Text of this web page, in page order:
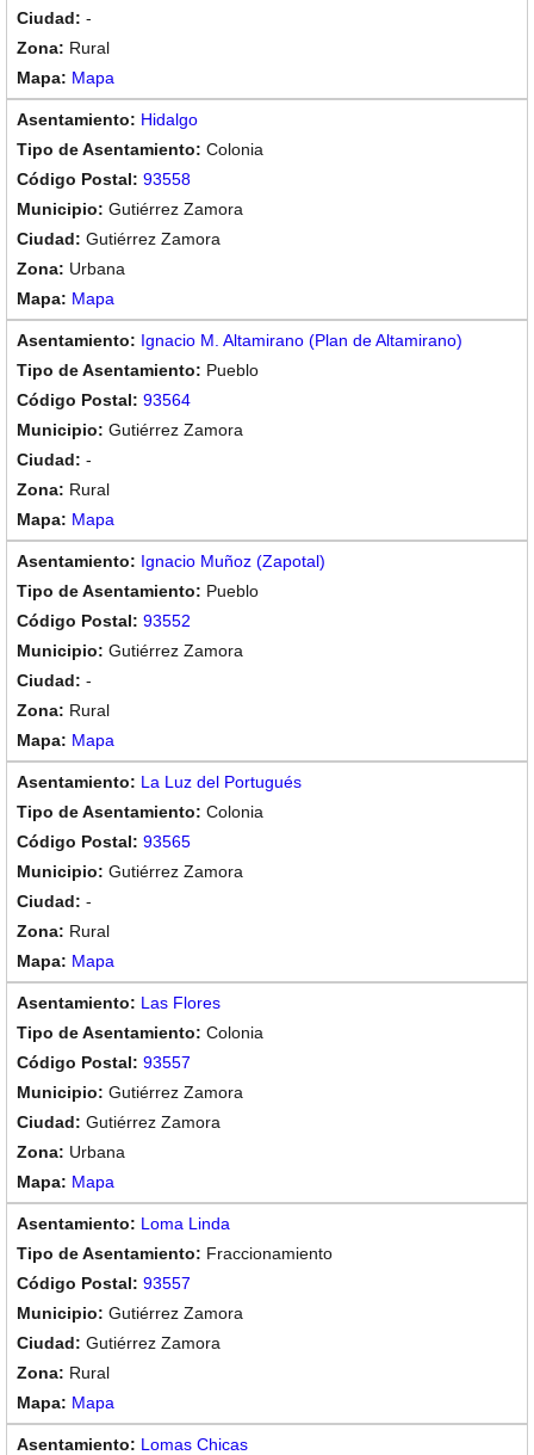
-
Rural
Mapa
Hidalgo
Colonia
93558
Gutiérrez Zamora
Gutiérrez Zamora
Urbana
Mapa
Ignacio M. Altamirano (Plan de Altamirano)
Pueblo
93564
Gutiérrez Zamora
-
Rural
Mapa
Ignacio Muñoz (Zapotal)
Pueblo
93552
Gutiérrez Zamora
-
Rural
Mapa
La Luz del Portugués
Colonia
93565
Gutiérrez Zamora
-
Rural
Mapa
Las Flores
Colonia
93557
Gutiérrez Zamora
Gutiérrez Zamora
Urbana
Mapa
Loma Linda
Fraccionamiento
93557
Gutiérrez Zamora
Gutiérrez Zamora
Rural
Mapa
Lomas Chicas